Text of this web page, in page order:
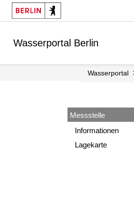
Springe zur Navigation
Springe zum Inhalt
Wasserportal Berlin
Wasserportal
Messstelle
Informationen
Lagekarte